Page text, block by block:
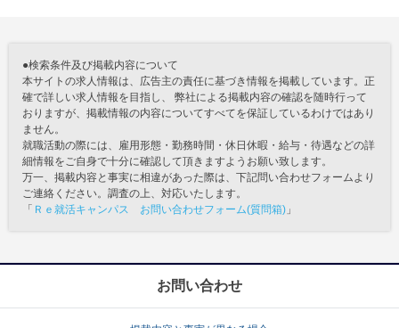
●検索条件及び掲載内容について
本サイトの求人情報は、広告主の責任に基づき情報を掲載しています。正
確で詳しい求人情報を目指し、 弊社による掲載内容の確認を随時行って
おりますが、掲載情報の内容についてすべてを保証しているわけではあり
ません。
就職活動の際には、雇用形態・勤務時間・休日休暇・給与・待遇などの詳
細情報をご自身で十分に確認して頂きますようお願い致します。
万一、掲載内容と事実に相違があった際は、下記問い合わせフォームより
ご連絡ください。調査の上、対応いたします。
「 Ｒｅ就活キャンパス お問い合わせフォーム(質問箱) 」
お問い合わせ